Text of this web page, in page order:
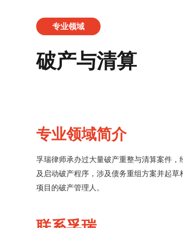
专业领域
破产与清算
专业领域简介
孚瑞律师承办过大量破产重整与清算案件
及启动破产程序，涉及债务重组方案并起
项目的破产管理人。